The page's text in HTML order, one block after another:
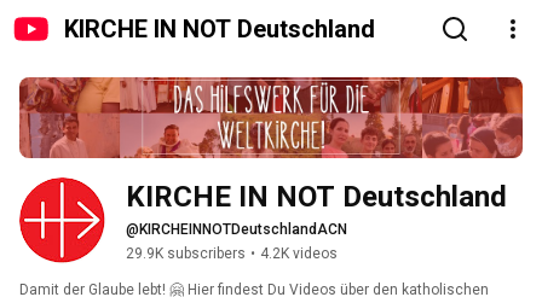
KIRCHE IN NOT Deutschland
KIRCHE IN NOT Deutschland
@KIRCHEINNOTDeutschlandACN
29.9K subscribers • 4.2K videos
Damit der Glaube lebt! 🤗 Hier findest Du Videos über den katholischen